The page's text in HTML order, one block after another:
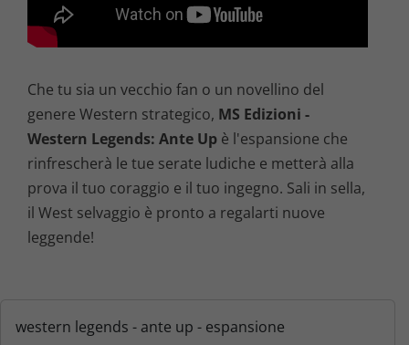
Che tu sia un vecchio fan o un novellino del
genere Western strategico, MS Edizioni -
Western Legends: Ante Up è l'espansione che
rinfrescherà le tue serate ludiche e metterà alla
prova il tuo coraggio e il tuo ingegno. Sali in sella,
il West selvaggio è pronto a regalarti nuove
leggende!
western legends - ante up - espansione